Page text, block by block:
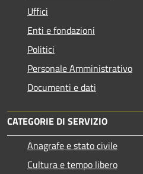
Uffici
Enti e fondazioni
Politici
Personale Amministrativo
Documenti e dati
CATEGORIE DI SERVIZIO
Anagrafe e stato civile
Cultura e tempo libero